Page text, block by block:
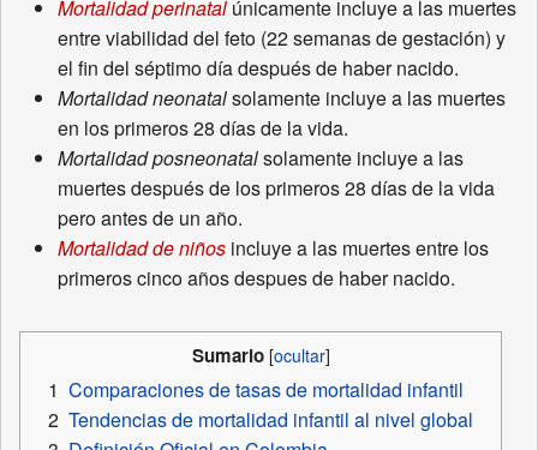
Mortalidad perinatal únicamente incluye a las muertes
entre viabilidad del feto (22 semanas de gestación) y
el fin del séptimo día después de haber nacido.
Mortalidad neonatalsolamente incluye a las muertes
en los primeros 28 días de la vida.
Mortalidad posneonatalsolamente incluye a las
muertes después de los primeros 28 días de la vida
pero antes de un año.
Mortalidad de niños incluye a las muertes entre los
primeros cinco años despues de haber nacido.
Sumario
1 Comparaciones de tasas de mortalidad infantil
2 Tendencias de mortalidad infantil al nivel global